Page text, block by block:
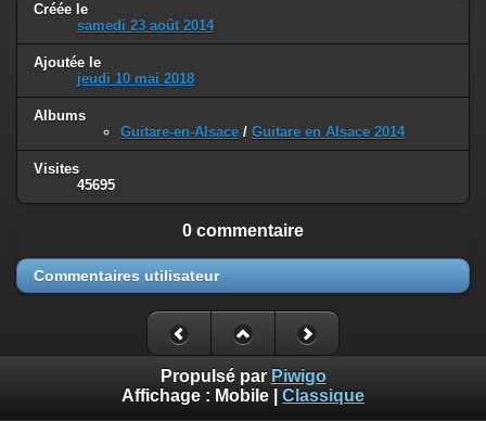
Créée le
samedi 23 août 2014
Ajoutée le
jeudi 10 mai 2018
Albums
Guitare-en-Alsace / Guitare en Alsace 2014
Visites
45695
0 commentaire
Commentaires utilisateur
Propulsé par Piwigo
Affichage : Mobile Classique